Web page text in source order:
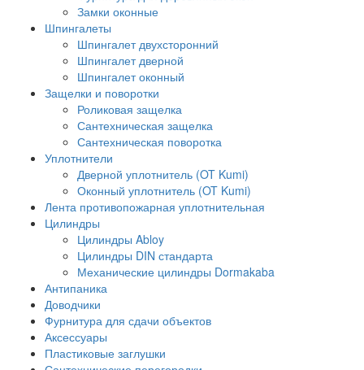
Замки оконные
Шпингалеты
Шпингалет двухсторонний
Шпингалет дверной
Шпингалет оконный
Защелки и поворотки
Роликовая защелка
Сантехническая защелка
Сантехническая поворотка
Уплотнители
Дверной уплотнитель (OT Kumi)
Оконный уплотнитель (OT Kumi)
Лента противопожарная уплотнительная
Цилиндры
Цилиндры Abloy
Цилиндры DIN стандарта
Механические цилиндры Dormakaba
Антипаника
Доводчики
Фурнитура для сдачи объектов
Аксессуары
Пластиковые заглушки